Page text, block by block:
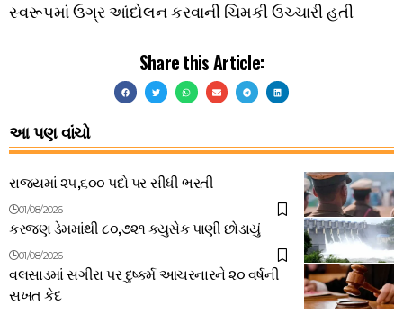
સ્વરૂપમાં ઉગ્ર આંદોલન કરવાની ચિમકી ઉચ્ચારી હતી
Share this Article:
આ પણ વાંચો
રાજ્યમાં ૨૫,૬૦૦ પદો પર સીધી ભરતી
01/08/2026
કરજણ ડેમમાંથી ૮૦,૭૨૧ ક્યુસેક પાણી છોડાયું
01/08/2026
વલસાડમાં સગીરા પર દુષ્કર્મ આચરનારને ૨૦ વર્ષની
સખત કેદ